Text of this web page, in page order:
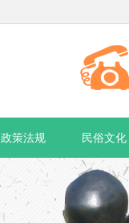
政策法规 民俗文化